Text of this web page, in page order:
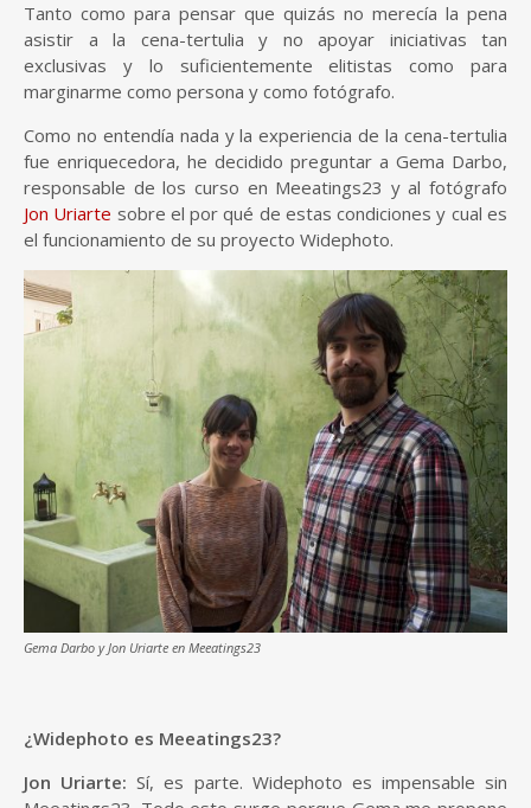
Tanto como para pensar que quizás no merecía la pena
asistir a la cena-tertulia y no apoyar iniciativas tan
exclusivas y lo suficientemente elitistas como para
marginarme como persona y como fotógrafo.
Como no entendía nada y la experiencia de la cena-tertulia
fue enriquecedora, he decidido preguntar a Gema Darbo,
responsable de los curso en Meeatings23 y al fotógrafo
Jon Uriarte sobre el por qué de estas condiciones y cual es
el funcionamiento de su proyecto Widephoto.
Gema Darbo y Jon Uriarte en Meeatings23
¿Widephoto es Meeatings23?
Jon Uriarte: Sí, es parte. Widephoto es impensable sin